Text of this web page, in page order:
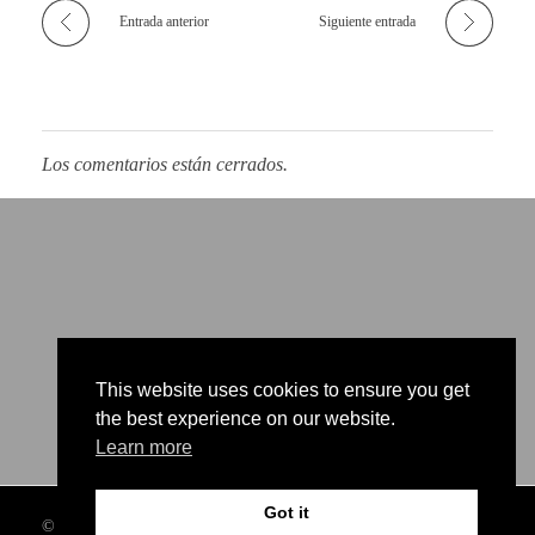
0
4
Entrada anterior Siguiente entrada
Los comentarios están cerrados.
© 2026 Company. All rights reserved. info@concuerpos.com
This website uses cookies to ensure you get
the best experience on our website.
Learn more
Got it